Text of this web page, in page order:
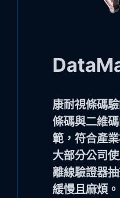
康耐視條碼
條碼與二維
範，符合產
大部分公司
離線驗證器
緩慢且麻煩。